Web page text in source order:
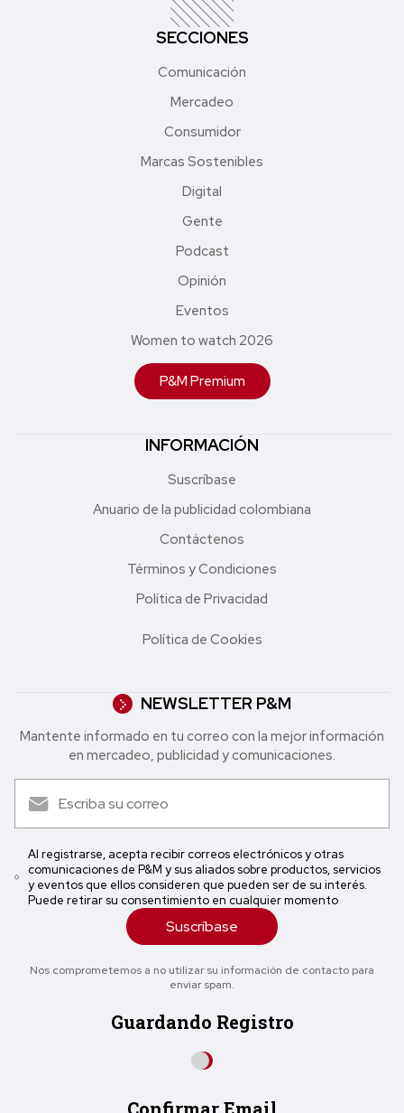
SECCIONES
Comunicación
Mercadeo
Consumidor
Marcas Sostenibles
Digital
Gente
Podcast
Opinión
Eventos
Women to watch 2026
P&M Premium
INFORMACIÓN
Suscríbase
Anuario de la publicidad colombiana
Contáctenos
Términos y Condiciones
Política de Privacidad
Política de Cookies
NEWSLETTER P&M
Mantente informado en tu correo con la mejor in formación
en mercadeo, publicidad y comunicaciones.
Al registrarse, acepta recibir correos electrónicos y otras
comunicaciones de P&M y sus aliados sobre productos, servicios
y eventos que ellos consideren que pueden ser de su interés.
Puede retirar su consentimiento en cualquier momento
Suscríbase
Nos comprometemos a no utilizar su información de contacto para
enviar spam.
Guardando Registro
Confirmar Email